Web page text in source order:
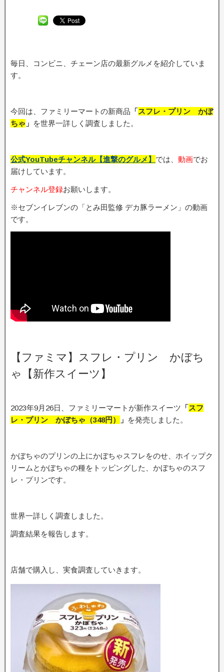
毎日、コンビニ、チェーン店の最新グルメを紹介していま
す。
今回は、ファミリーマートの新商品 「スフレ・プリン かぼ
ちゃ 」 を世界一詳しく調査しました。
公式YouTubeチャンネル【進撃のグルメ】 では、 動画でお
届けしています。
チャンネル登録お願いします。
※セブンイレブンの「とみ田監修 デカ豚ラーメン」の動画
です。
【ファミマ】スフレ・プリン かぼち
ゃ【新作スイーツ】
2023年9月26日、ファミリーマートが新作スイーツ 「スフ
レ・プリン かぼちゃ（348円）
」 を発売しました。
かぼちゃのプリンの上にかぼちゃスフレをのせ、ホイップク
リームとかぼちゃの種をトッピングした、かぼちゃのスフ
レ・プリンです。
世界一詳しく調査しました。
調査結果を報告します。
店舗で購入し、実食調査していきます。